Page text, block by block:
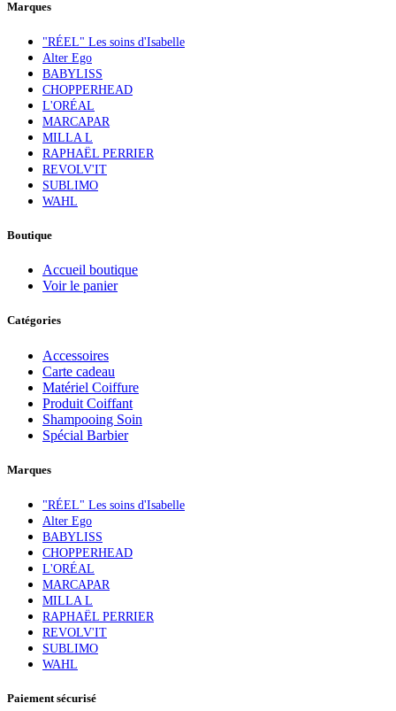
Marques
"RÉEL" Les soins d'Isabelle
Alter Ego
BABYLISS
CHOPPERHEAD
L'ORÉAL
MARCAPAR
MILLA L
RAPHAËL PERRIER
REVOLV'IT
SUBLIMO
WAHL
Boutique
Accueil boutique
Voir le panier
Catégories
Accessoires
Carte cadeau
Matériel Coiffure
Produit Coiffant
Shampooing Soin
Spécial Barbier
Marques
"RÉEL" Les soins d'Isabelle
Alter Ego
BABYLISS
CHOPPERHEAD
L'ORÉAL
MARCAPAR
MILLA L
RAPHAËL PERRIER
REVOLV'IT
SUBLIMO
WAHL
Paiement sécurisé